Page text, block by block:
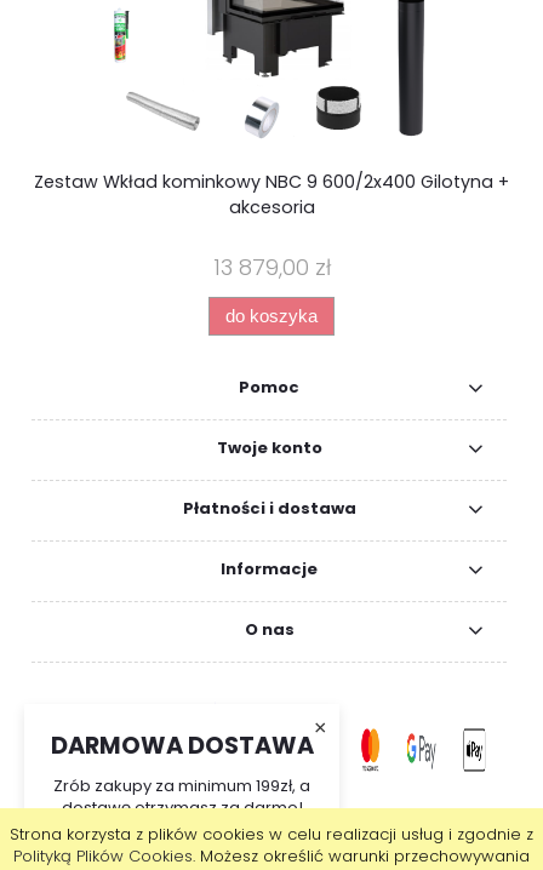
Strona korzysta z plików cookies w celu realizacji usług i zgodnie z
Polityką Plików Cookies. Możesz określić warunki przechowywania
Zestaw Wkład kominkowy NBC 9 600/2x400 Gilotyna +
akcesoria
13 879,00 zł
do koszyka
×
DARMOWA DOSTAWA
Zrób zakupy za minimum 199zł, a
dostawę otrzymasz za darmo!
Pomoc
Twoje konto
Płatności i dostawa
Informacje
O nas
pokaż pełną wersję strony